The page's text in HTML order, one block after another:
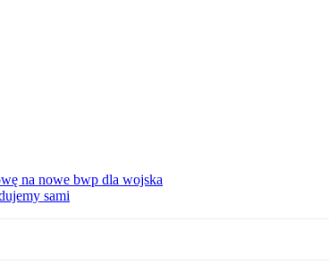
na nowe bwp dla wojska
sami